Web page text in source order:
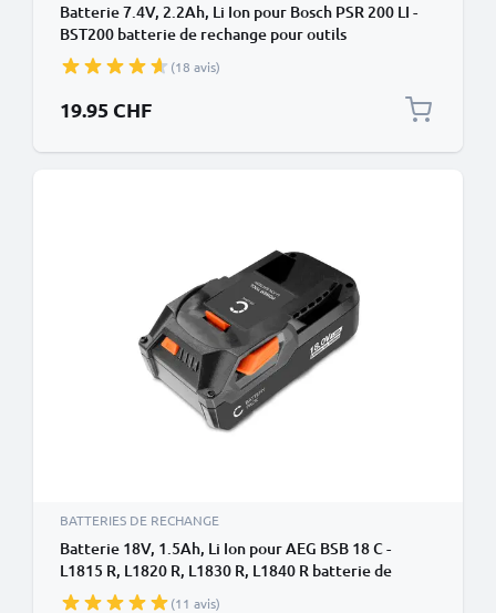
Batterie 7.4V, 2.2Ah, Li Ion pour Bosch PSR 200 LI -
BST200 batterie de rechange pour outils
électroportatifs (18 avis)
19.95 CHF
BATTERIES DE RECHANGE
Batterie 18V, 1.5Ah, Li Ion pour AEG BSB 18 C -
L1815 R, L1820 R, L1830 R, L1840 R batterie de
rechange pour outils électroportatifs
(11 avis)